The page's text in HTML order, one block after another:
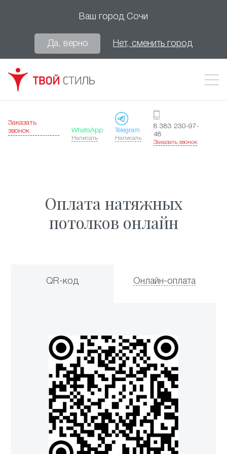
Ваш город Сочи
Да, верно Нет, сменить город
Заказать
звонок
WhatsApp
Написать
Telegram
Написать
8 383 230-97-
48
Заказать звонок
Оплата натяжных
потолков онлайн
QR-код Онлайн-оплата